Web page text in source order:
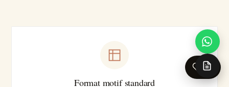
Format motif standard
0